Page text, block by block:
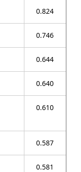
0.824
0.746
0.644
0.640
0.610
0.587
0.581